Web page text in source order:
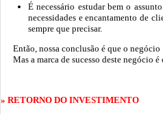
É necessário estudar bem o
necessidades e encantamento de
sempre que precisar.
Então, nossa conclusão é que o negócio
Mas a marca de sucesso deste negócio
» RETORNO DO INVESTIMENTO